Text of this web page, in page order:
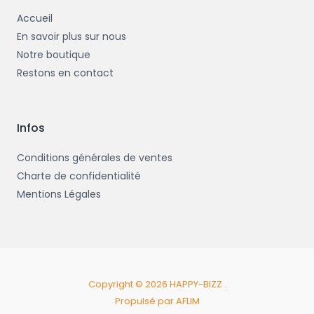
Accueil
En savoir plus sur nous
Notre boutique
Restons en contact
Infos
Conditions générales de ventes
Charte de confidentialité
Mentions Légales
Copyright © 2026 HAPPY-BIZZ .
Propulsé par AFLIM